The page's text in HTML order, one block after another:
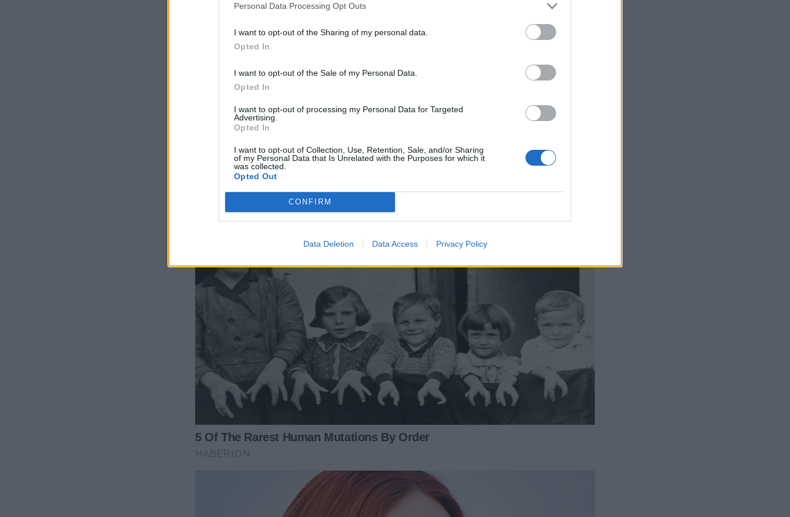
Personal Data Processing Opt Outs
I want to opt-out of the Sharing of my personal data.
Opted In
I want to opt-out of the Sale of my Personal Data.
Opted In
I want to opt-out of processing my Personal Data for Targeted
Advertising.
Opted In
I want to opt-out of Collection, Use, Retention, Sale, and/or Sharing
of my Personal Data that Is Unrelated with the Purposes for which it
was collected.
Opted Out
CONFIRM
Data Deletion Data Access Privacy Policy